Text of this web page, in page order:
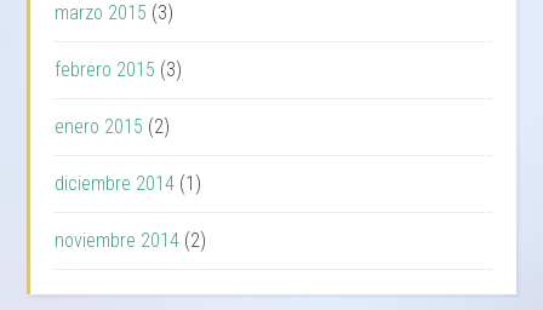
marzo 2015 (3)
febrero 2015 (3)
enero 2015 (2)
diciembre 2014 (1)
noviembre 2014 (2)